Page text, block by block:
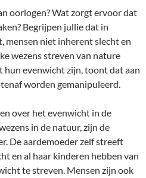
oorlogen? Wat zorgt ervoor dat
Begrijpen jullie dat in
niet inherent slecht en
wezens streven van nature
hun evenwicht zijn, toont dat aan
worden gemanipuleerd.
over het evenwicht in de
in de natuur, zijn de
De aardemoeder zelf streeft
en al haar kinderen hebben van
te streven. Mensen zijn ook